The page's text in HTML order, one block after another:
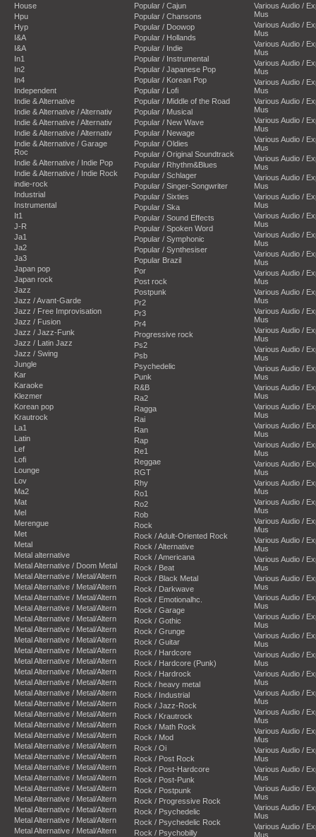
House
Hpu
Hyp
I&A
I&A
In1
In2
In4
Independent
Indie & Alternative
Indie & Alternative / Alternativ
Indie & Alternative / Alternativ
Indie & Alternative / Alternativ
Indie & Alternative / Garage
Roc
Indie & Alternative / Indie Pop
Indie & Alternative / Indie Rock
indie-rock
Industrial
Instrumental
It1
J-R
Ja1
Ja2
Ja3
Japan pop
Japan rock
Jazz
Jazz / Avant-Garde
Jazz / Free Improvisation
Jazz / Fusion
Jazz / Jazz-Funk
Jazz / Latin Jazz
Jazz / Swing
Jungle
Kar
Karaoke
Klezmer
Korean pop
Krautrock
La1
Latin
Lef
Lofi
Lounge
Lov
Ma2
Mat
Mel
Merengue
Met
Metal
Metal alternative
Metal Alternative / Doom Metal
Metal Alternative / Metal/Altern
Metal Alternative / Metal/Altern
Metal Alternative / Metal/Altern
Metal Alternative / Metal/Altern
Metal Alternative / Metal/Altern
Metal Alternative / Metal/Altern
Metal Alternative / Metal/Altern
Metal Alternative / Metal/Altern
Metal Alternative / Metal/Altern
Metal Alternative / Metal/Altern
Metal Alternative / Metal/Altern
Metal Alternative / Metal/Altern
Metal Alternative / Metal/Altern
Metal Alternative / Metal/Altern
Metal Alternative / Metal/Altern
Metal Alternative / Metal/Altern
Metal Alternative / Metal/Altern
Metal Alternative / Metal/Altern
Metal Alternative / Metal/Altern
Metal Alternative / Metal/Altern
Metal Alternative / Metal/Altern
Metal Alternative / Metal/Altern
Metal Alternative / Metal/Altern
Metal Alternative / Metal/Altern
Metal Alternative / Metal/Altern
Popular / Cajun
Popular / Chansons
Popular / Doowop
Popular / Hollands
Popular / Indie
Popular / Instrumental
Popular / Japanese Pop
Popular / Korean Pop
Popular / Lofi
Popular / Middle of the Road
Popular / Musical
Popular / New Wave
Popular / Newage
Popular / Oldies
Popular / Original Soundtrack
Popular / Rhythm&Blues
Popular / Schlager
Popular / Singer-Songwriter
Popular / Sixties
Popular / Ska
Popular / Sound Effects
Popular / Spoken Word
Popular / Symphonic
Popular / Synthesiser
Popular Brazil
Por
Post rock
Postpunk
Pr2
Pr3
Pr4
Progressive rock
Ps2
Psb
Psychedelic
Punk
R&B
Ra2
Ragga
Rai
Ran
Rap
Re1
Reggae
RGT
Rhy
Ro1
Ro2
Rob
Rock
Rock / Adult-Oriented Rock
Rock / Alternative
Rock / Americana
Rock / Beat
Rock / Black Metal
Rock / Darkwave
Rock / Emotionalhc.
Rock / Garage
Rock / Gothic
Rock / Grunge
Rock / Guitar
Rock / Hardcore
Rock / Hardcore (Punk)
Rock / Hardrock
Rock / heavy metal
Rock / Industrial
Rock / Jazz-Rock
Rock / Krautrock
Rock / Math Rock
Rock / Mod
Rock / Oi
Rock / Post Rock
Rock / Post-Hardcore
Rock / Post-Punk
Rock / Postpunk
Rock / Progressive Rock
Rock / Psychedelic
Rock / Psychedelic Rock
Rock / Psychobilly
Various Audio /
Mus
Various Audio /
Mus
Various Audio /
Mus
Various Audio /
Mus
Various Audio /
Mus
Various Audio /
Mus
Various Audio /
Mus
Various Audio /
Mus
Various Audio /
Mus
Various Audio /
Mus
Various Audio /
Mus
Various Audio /
Mus
Various Audio /
Mus
Various Audio /
Mus
Various Audio /
Mus
Various Audio /
Mus
Various Audio /
Mus
Various Audio /
Mus
Various Audio /
Mus
Various Audio /
Mus
Various Audio /
Mus
Various Audio /
Mus
Various Audio /
Mus
Various Audio /
Mus
Various Audio /
Mus
Various Audio /
Mus
Various Audio /
Mus
Various Audio /
Mus
Various Audio /
Mus
Various Audio /
Mus
Various Audio /
Mus
Various Audio /
Mus
Various Audio /
Mus
Various Audio /
Mus
Various Audio /
Mus
Various Audio /
Mus
Various Audio /
Mus
Various Audio /
Mus
Various Audio /
Mus
Various Audio /
Mus
Various Audio /
Mus
Various Audio /
Mus
Various Audio /
Mus
Various Audio /
Mus